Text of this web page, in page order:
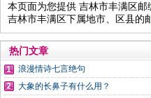
本页面为您提供 吉林市丰满区
吉林市丰满区下属地市、区县的
热门文章
浪漫情诗七言绝句
大象的长鼻子有什么用？